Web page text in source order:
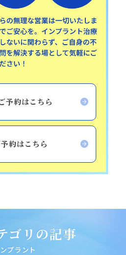
予約はこちら
約はこちら
ゴリの記事
プラント